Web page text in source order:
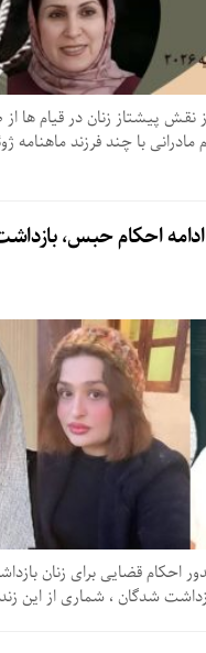
پیشتاز زنان در قیام ها از
دی ماه ۱۴۰۴: ادامه احکام حبس،
احکام قضایی برای زنان